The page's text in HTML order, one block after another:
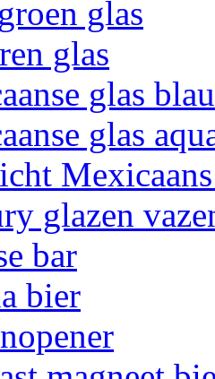
glas
glas
glas
glas
glazen
bar
bier